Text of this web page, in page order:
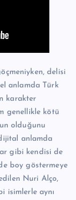
delisi
anlamda Türk
karakter
genellikle kötü
olduğunu
anlamda
gibi kendisi de
boy göstermeye
Nuri Alço,
isimlerle aynı